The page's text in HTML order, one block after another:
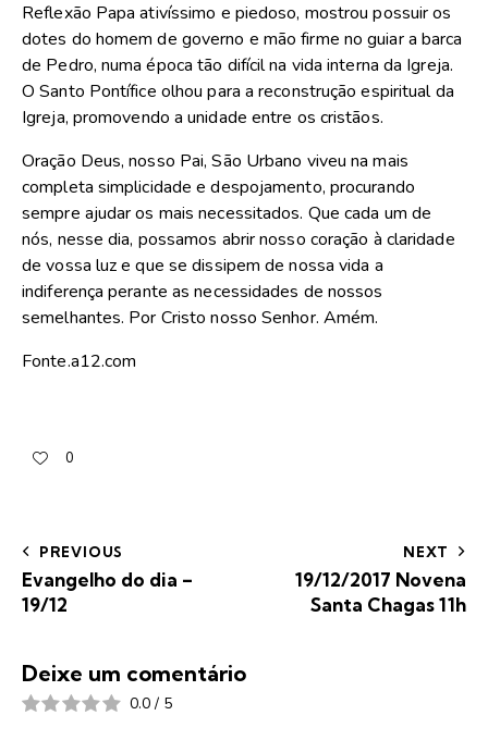
Reflexão Papa ativíssimo e piedoso, mostrou possuir os
dotes do homem de governo e mão firme no guiar a barca
de Pedro, numa época tão difícil na vida interna da Igreja.
O Santo Pontífice olhou para a reconstrução espiritual da
Igreja, promovendo a unidade entre os cristãos.
Oração Deus, nosso Pai, São Urbano viveu na mais
completa simplicidade e despojamento, procurando
sempre ajudar os mais necessitados. Que cada um de
nós, nesse dia, possamos abrir nosso coração à claridade
de vossa luz e que se dissipem de nossa vida a
indiferença perante as necessidades de nossos
semelhantes. Por Cristo nosso Senhor. Amém.
Fonte.a12.com
0
PREVIOUS
Evangelho do dia –
19/12
NEXT
19/12/2017 Novena
Santa Chagas 11h
Deixe um comentário
0.0 / 5